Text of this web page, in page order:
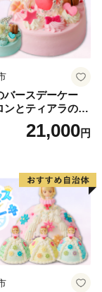
を展示している
で湯。良質な
棟方志功、小
ます。
妖精の森ガラ
ガラス体験・
種類のガラス
岩盤が突き出
バースデーケー
ンとティアラのケ
ツ 日時指定可 デ
子 お取り寄せ 愛
ョンケーキ ホー
21,000円